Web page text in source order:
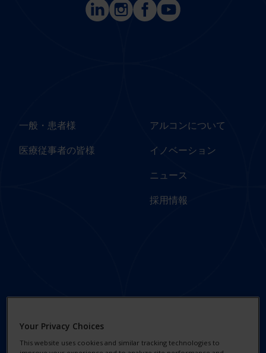
一般・患者様
医療従事者の皆様
アルコンについて
イノベーション
ニュース
採用情報
Japan
ソーシャルインパクトと
サステナビリティ
クッキーについて
Your Privacy Choices
This website uses cookies and similar tracking technologies to